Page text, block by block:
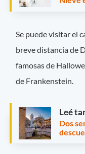
Se puede visitar el
breve distancia de
famosas de
de Frankenstein.
Leé
Dos